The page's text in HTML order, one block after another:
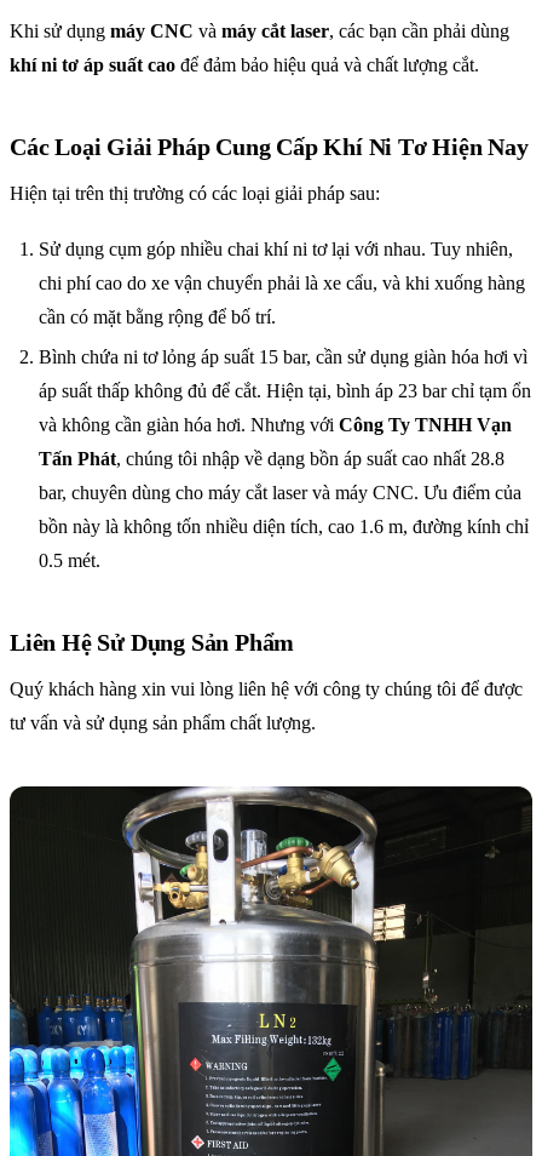
Khi sử dụng máy CNC và máy cắt laser, các bạn cần phải dùng
khí ni tơ áp suất cao để đảm bảo hiệu quả và chất lượng cắt.
Các Loại Giải Pháp Cung Cấp Khí Ni Tơ Hiện Nay
Hiện tại trên thị trường có các loại giải pháp sau:
Sử dụng cụm góp nhiều chai khí ni tơ lại với nhau. Tuy nhiên,
chi phí cao do xe vận chuyển phải là xe cẩu, và khi xuống hàng
cần có mặt bằng rộng để bố trí.
Bình chứa ni tơ lỏng áp suất 15 bar, cần sử dụng giàn hóa hơi vì
áp suất thấp không đủ để cắt. Hiện tại, bình áp 23 bar chỉ tạm ổn
và không cần giàn hóa hơi. Nhưng với Công Ty TNHH Vạn
Tấn Phát, chúng tôi nhập về dạng bồn áp suất cao nhất 28.8
bar, chuyên dùng cho máy cắt laser và máy CNC. Ưu điểm của
bồn này là không tốn nhiều diện tích, cao 1.6 m, đường kính chỉ
0.5 mét.
Liên Hệ Sử Dụng Sản Phẩm
Quý khách hàng xin vui lòng liên hệ với công ty chúng tôi để được
tư vấn và sử dụng sản phẩm chất lượng.